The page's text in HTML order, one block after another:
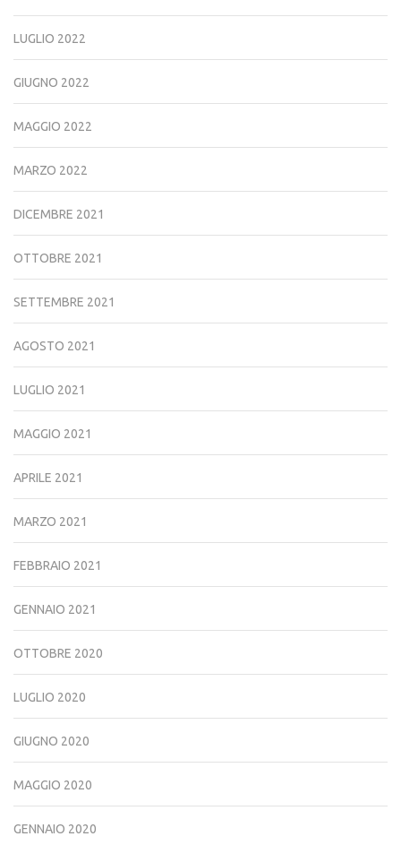
LUGLIO 2022
GIUGNO 2022
MAGGIO 2022
MARZO 2022
DICEMBRE 2021
OTTOBRE 2021
SETTEMBRE 2021
AGOSTO 2021
LUGLIO 2021
MAGGIO 2021
APRILE 2021
MARZO 2021
FEBBRAIO 2021
GENNAIO 2021
OTTOBRE 2020
LUGLIO 2020
GIUGNO 2020
MAGGIO 2020
GENNAIO 2020